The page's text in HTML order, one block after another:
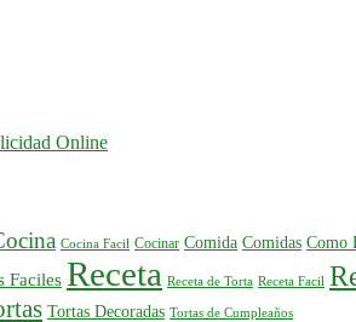
Online
Cocina Facil Cocinar Comida Comidas Como
Faciles Receta Receta de Torta Receta Facil
Tortas Decoradas Tortas de Cumpleaños